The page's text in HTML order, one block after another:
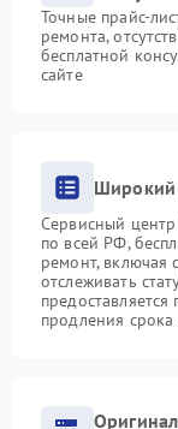
Точные прайс-
ремонта,
бесплатной
сайте
Широкий
Сервисный центр
по всей РФ,
ремонт, включая
отслеживать
продления